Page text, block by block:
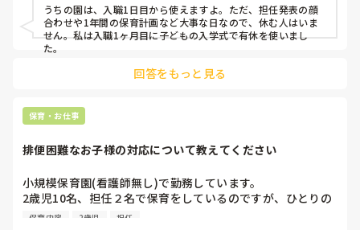
いや、わかる人にはわかるだろって。
その保育が続いてきたから、そうなってるんだから、それが見
方変わると思う？って感じでした。もしそうだとしたら、自分
がその空気に慣れて馴染んでしまうということ、半分以上は諦
い。
ら、泣く子もその場に安心感を感じて、笑顔が増えるのにね。
うちの園は、入職1日目から使えますよ。ただ、担任発表の顔
合わせや1年間の保育計画など大事な日なので、休む人はいま
せん。私は入職1ヶ月目に子どもの入学式で有休を使いまし
た。
回答をもっと見る
保育・お仕事
排便困難なお子様の対応について教えてください
小規模保育園(看護師無し)で勤務しています。
2歳児10名、担任２名で保育をしているのですが、ひとりの
お子様が排便困難で2日に1回ほど、20〜30分の間「うん
保育内容 2歳児 担任